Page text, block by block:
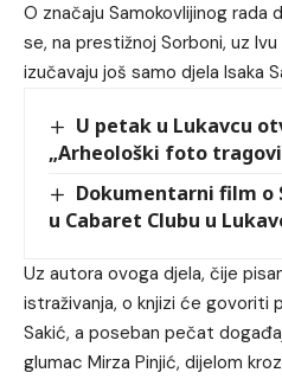
O značaju Samokovlijinog rada
se, na prestižnoj Sorboni, uz
izučavaju još samo djela Isaka
U petak u Lukavcu
„Arheološki foto tragovi
Dokumentarni film o
u Cabaret Clubu u
Uz autora ovoga djela, čije
istraživanja, o knjizi će govoriti
Sakić, a poseban pečat
glumac Mirza Pinjić, dijelom